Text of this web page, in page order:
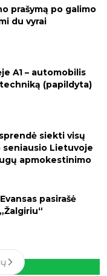
prašymą po galimo
du vyrai
A1 – automobilis
(papildyta)
siekti visų
Lietuvoje
apmokestinimo
pasirašė